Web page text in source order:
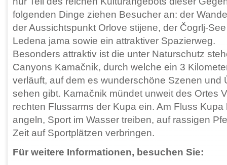
folgenden Dinge ziehen Besucher an: der
der Aussichtspunkt Orlove stijene, der Čogrlj-
Ledena jama sowie ein attraktiver Spazierweg.
Besonders attraktiv ist die unter Naturschutz
Canyons Kamačnik, durch welche ein 3
verläuft, auf dem es wunderschöne Szenen und
sehen gibt. Kamačnik mündet unweit des Ortes
rechten Flussarms der Kupa ein. Am Fluss
angeln, Sport im Wasser treiben, auf rassigen
Zeit auf Sportplätzen verbringen.
Für weitere Informationen, besuchen Sie: